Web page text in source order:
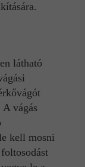
látható
vágás
kell mosni